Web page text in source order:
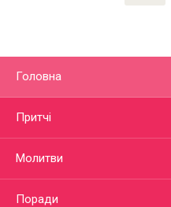
Головна
Притчі
Молитви
Поради